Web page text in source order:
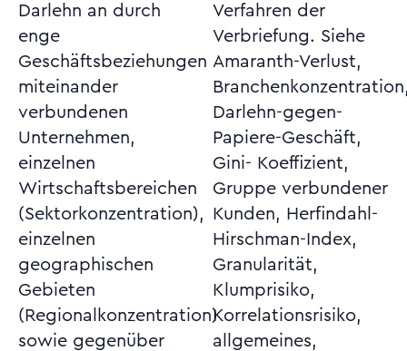
Darlehn an durch
enge
Geschäftsbeziehungen
miteinander
verbundenen
Unternehmen,
einzelnen
Wirtschaftsbereichen
(Sektorkonzentration),
einzelnen
geographischen
Gebieten
(Regionalkonzentration)
sowie gegenüber
Verfahren der
Verbriefung. Siehe
Amaranth-Verlust,
Branchenkonzentration,
Darlehn-gegen-
Papiere-Geschäft,
Gini- Koeffizient,
Gruppe verbundener
Kunden, Herfindahl-
Hirschman-Index,
Granularität,
Klumprisiko,
Korrelationsrisiko,
allgemeines,